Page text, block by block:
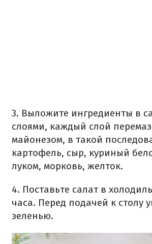
3. Выложите ингредиенты в
слоями, каждый слой
майонезом, в такой
картофель, сыр, куриный
луком, морковь, желток.
4. Поставьте салат в
часа. Перед подачей к столу
зеленью.